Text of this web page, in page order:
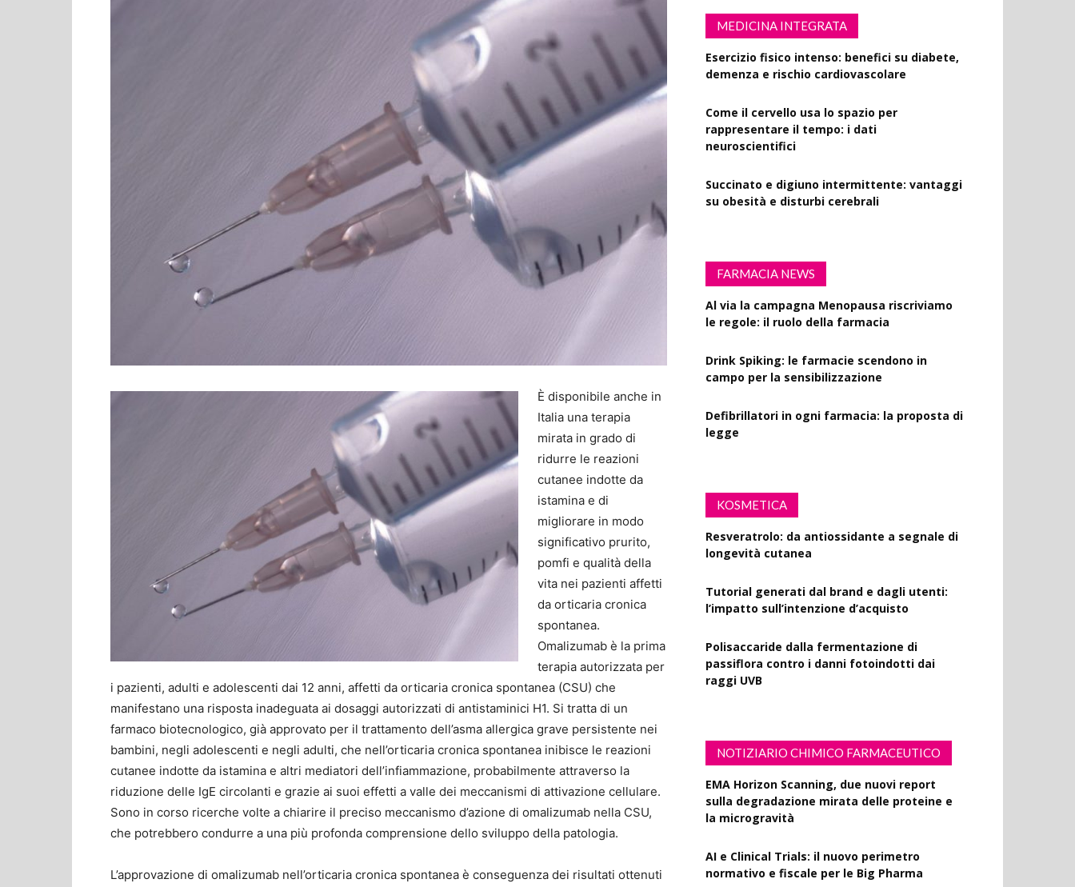
È disponibile anche in
Italia una terapia
mirata in grado di
ridurre le reazioni
cutanee indotte da
istamina e di
migliorare in modo
significativo prurito,
pomfi e qualità della
vita nei pazienti affetti
da orticaria cronica
spontanea.
Omalizumab è la prima
terapia autorizzata per
i pazienti, adulti e adolescenti dai 12 anni, affetti da orticaria cronica spontanea (CSU) che
manifestano una risposta inadeguata ai dosaggi autorizzati di antistaminici H1. Si tratta di un
farmaco biotecnologico, già approvato per il trattamento dell’asma allergica grave persistente nei
bambini, negli adolescenti e negli adulti, che nell’orticaria cronica spontanea inibisce le reazioni
cutanee indotte da istamina e altri mediatori dell’infiammazione, probabilmente attraverso la
riduzione delle IgE circolanti e grazie ai suoi effetti a valle dei meccanismi di attivazione cellulare.
Sono in corso ricerche volte a chiarire il preciso meccanismo d’azione di omalizumab nella CSU,
che potrebbero condurre a una più profonda comprensione dello sviluppo della patologia.
L’approvazione di omalizumab nell’orticaria cronica spontanea è conseguenza dei risultati ottenuti
MEDICINA INTEGRATA
Esercizio fisico intenso: benefici su diabete,
demenza e rischio cardiovascolare
Come il cervello usa lo spazio per
rappresentare il tempo: i dati
neuroscientifici
Succinato e digiuno intermittente: vantaggi
su obesità e disturbi cerebrali
FARMACIA NEWS
Al via la campagna Menopausa riscriviamo
le regole: il ruolo della farmacia
Drink Spiking: le farmacie scendono in
campo per la sensibilizzazione
Defibrillatori in ogni farmacia: la proposta di
legge
KOSMETICA
Resveratrolo: da antiossidante a segnale di
longevità cutanea
Tutorial generati dal brand e dagli utenti:
l’impatto sull’intenzione d’acquisto
Polisaccaride dalla fermentazione di
passiflora contro i danni fotoindotti dai
raggi UVB
NOTIZIARIO CHIMICO FARMACEUTICO
EMA Horizon Scanning, due nuovi report
sulla degradazione mirata delle proteine e
la microgravità
AI e Clinical Trials: il nuovo perimetro
normativo e fiscale per le Big Pharma